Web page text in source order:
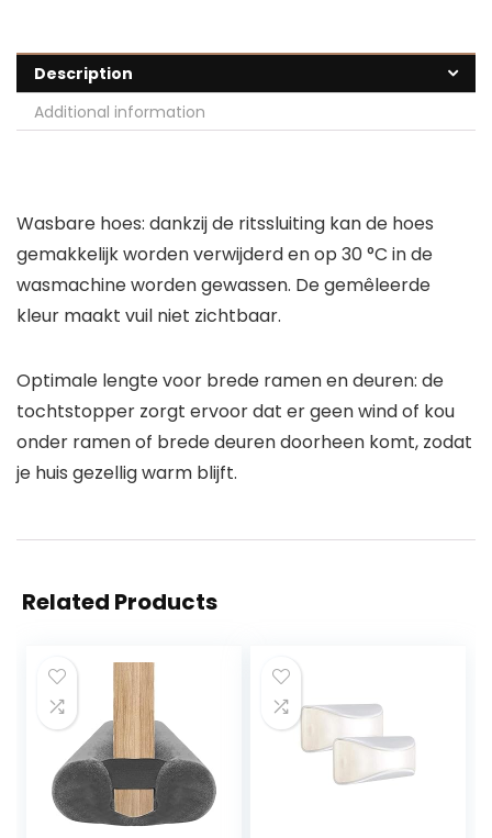
Description
Additional information
Wasbare hoes: dankzij de ritssluiting kan de hoes
gemakkelijk worden verwijderd en op 30 °C in de
wasmachine worden gewassen. De gemêleerde
kleur maakt vuil niet zichtbaar.
Optimale lengte voor brede ramen en deuren: de
tochtstopper zorgt ervoor dat er geen wind of kou
onder ramen of brede deuren doorheen komt, zodat
je huis gezellig warm blijft.
Related Products